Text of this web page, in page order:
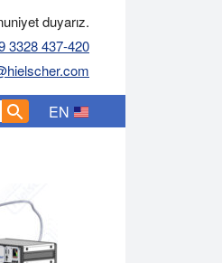
duyarız.
3328 437-420
EN